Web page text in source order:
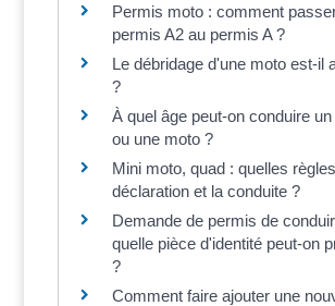
Permis moto : comment
permis A2 au permis A ?
Le débridage d'une moto est-il
?
À quel âge peut-on conduire
ou une moto ?
Mini moto, quad : quelles
déclaration et la conduite ?
Demande de permis de
quelle pièce d'identité peut-on
?
Comment faire ajouter une